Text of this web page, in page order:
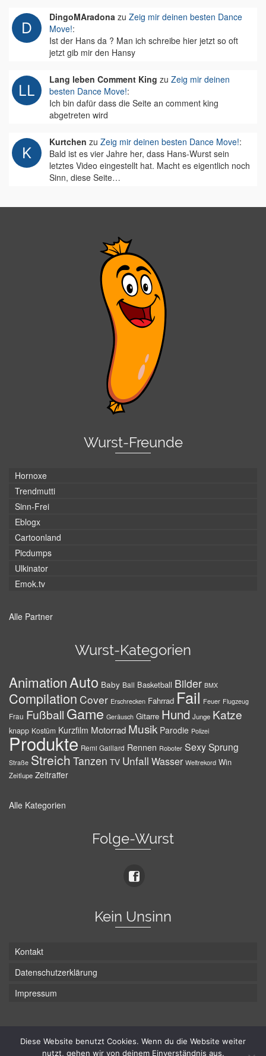
DingoMAradona zu Zeig mir deinen besten Dance
Move!:
Ist der Hans da ? Man ich schreibe hier jetzt so oft
jetzt gib mir den Hansy
Lang leben Comment King zu Zeig mir deinen
besten Dance Move!:
Ich bin dafür dass die Seite an comment king
abgetreten wird
Kurtchen zu Zeig mir deinen besten Dance Move!:
Bald ist es vier Jahre her, dass Hans-Wurst sein
letztes Video eingestellt hat. Macht es eigentlich noch
Sinn, diese Seite…
Wurst-Freunde
Hornoxe
Trendmutti
Sinn-Frei
Eblogx
Cartoonland
Picdumps
Ulkinator
Emok.tv
Alle Partner
Wurst-Kategorien
AnimationAuto Baby Ball Basketball Bilder BMX
Compilation Cover Erschrecken Fahrrad Fail Feuer Flugzeug
Frau Fußball Game Geräusch Gitarre Hund Junge Katze
knapp Kostüm Kurzfilm Motorrad Musik Parodie Polizei
Produkte Remi Gaillard Rennen Roboter SexySprung
Straße Streich Tanzen TV Unfall Wasser Weltrekord Win
Zeitlupe Zeitraffer
Alle Kategorien
Folge-Wurst
Kein Unsinn
Kontakt
Datenschutzerklärung
Impressum
Diese Website benutzt Cookies. Wenn du die Website weiter
nutzt, gehen wir von deinem Einverständnis aus.